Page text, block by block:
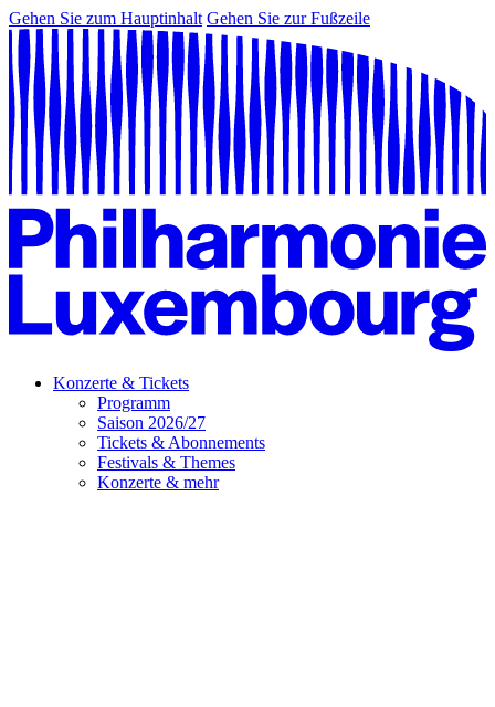
Gehen Sie zum Hauptinhalt Gehen Sie zur Fußzeile
Konzerte & Tickets
Programm
Saison 2026/27
Tickets & Abonnements
Festivals & Themes
Konzerte & mehr